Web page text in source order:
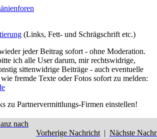
(Links, Fett- und Schrägschrift etc.)
jeder Beitrag sofort - ohne Moderation.
ich alle User darum, mir rechtswidrige,
sittenwidrige Beiträge - auch eventuelle
fremde Texte oder Fotos sofort zu melden:
zu Partnervermittlungs-Firmen einstellen!
nach
Vorherige Nachricht | Nächste